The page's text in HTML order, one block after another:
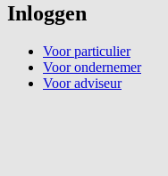
Inloggen
Voor particulier
Voor ondernemer
Voor adviseur